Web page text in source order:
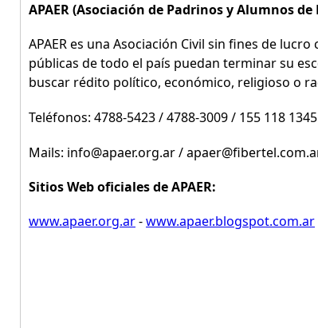
APAER (Asociación de Padrinos y Alumnos de
APAER es una Asociación Civil sin fines de
públicas de todo el país puedan terminar su
buscar rédito político, económico, religioso o
Teléfonos: 4788-5423 / 4788-3009 / 155 118 1345
Mails: info@apaer.org.ar /
Sitios Web oficiales de APAER:
www.apaer.org.ar-www.apaer.blogspot.com.ar